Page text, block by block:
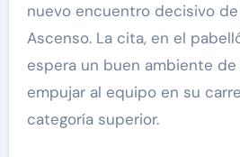
nuevo encuentro decisivo de
Ascenso. La cita, en el
espera un buen ambiente
empujar al equipo en su
categoría superior.